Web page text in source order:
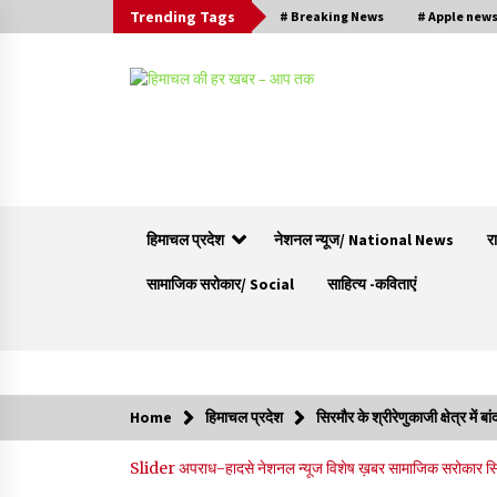
Trending Tags # Breaking News # Apple news
हिमाचल प्रदेश नेशनल न्यूज/ National News
सामाजिक सरोकार/ Social साहित्य -कविताएं
हिमाचल सरकार -CM
Home हिमाचल प्रदेश सिरमौर के श्रीरेणुकाजी क्षेत्र में
Sliderअपराध-हादसेनेशनल न्यूजविशेष ख़बरसामाजिक सरोकार